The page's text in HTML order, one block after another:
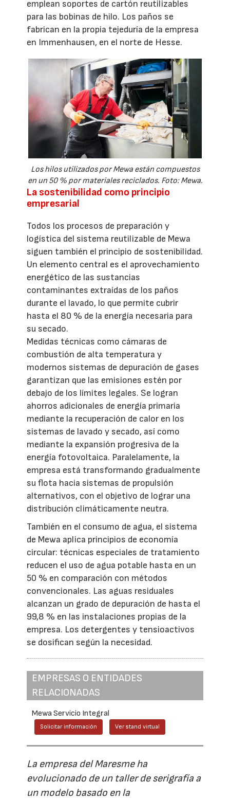
emplean soportes de cartón reutilizables
para las bobinas de hilo. Los paños se
fabrican en la propia tejeduría de la empresa
en Immenhausen, en el norte de Hesse.
Los hilos utilizados por Mewa están compuestos
en un 50 % por materiales reciclados. Foto: Mewa.
La sostenibilidad como principio
empresarial
Todos los procesos de preparación y
logística del sistema reutilizable de Mewa
siguen también el principio de sostenibilidad.
Un elemento central es el aprovechamiento
energético de las sustancias
contaminantes extraídas de los paños
durante el lavado, lo que permite cubrir
hasta el 80 % de la energía necesaria para
su secado.
Medidas técnicas como cámaras de
combustión de alta temperatura y
modernos sistemas de depuración de gases
garantizan que las emisiones estén por
debajo de los límites legales. Se logran
ahorros adicionales de energía primaria
mediante la recuperación de calor en los
sistemas de lavado y secado, así como
mediante la expansión progresiva de la
energía fotovoltaica. Paralelamente, la
empresa está transformando gradualmente
su flota hacia sistemas de propulsión
alternativos, con el objetivo de lograr una
distribución climáticamente neutra.
También en el consumo de agua, el sistema
de Mewa aplica principios de economía
circular: técnicas especiales de tratamiento
reducen el uso de agua potable hasta en un
50 % en comparación con métodos
convencionales. Las aguas residuales
alcanzan un grado de depuración de hasta el
99,8 % en las instalaciones propias de la
empresa. Los detergentes y tensioactivos
se dosifican según la necesidad.
EMPRESAS O ENTIDADES
RELACIONADAS
Mewa Servicio Integral
Solicitar información Ver stand virtual
La empresa del Maresme ha
evolucionado de un taller de serigrafía a
un modelo basado en la